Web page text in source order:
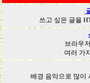
쓰고 싶은 글을
브라우
여러 가
배경 음악으로 많이